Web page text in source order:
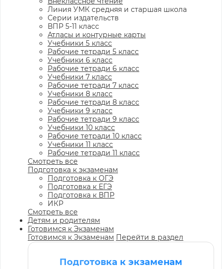
Линия УМК средняя и старшая школа
Серии издательств
ВПР 5-11 класс
Атласы и контурные карты
Учебники 5 класс
Рабочие тетради 5 класс
Учебники 6 класс
Рабочие тетради 6 класс
Учебники 7 класс
Рабочие тетради 7 класс
Учебники 8 класс
Рабочие тетради 8 класс
Учебники 9 класс
Рабочие тетради 9 класс
Учебники 10 класс
Рабочие тетради 10 класс
Учебники 11 класс
Рабочие тетради 11 класс
Смотреть все
Подготовка к экзаменам
Подготовка к ОГЭ
Подготовка к ЕГЭ
Подготовка к ВПР
ИКР
Смотреть все
Детям и родителям
Готовимся к Экзаменам
Готовимся к Экзаменам Перейти в раздел
Подготовка к экзаменам